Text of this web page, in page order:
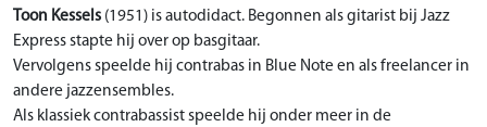
Toon Kessels (1951) is autodidact. Begonnen als gitarist bij Jazz
Express stapte hij over op basgitaar.
Vervolgens speelde hij contrabas in Blue Note en als freelancer in
andere jazzensembles.
Als klassiek contrabassist speelde hij onder meer in de